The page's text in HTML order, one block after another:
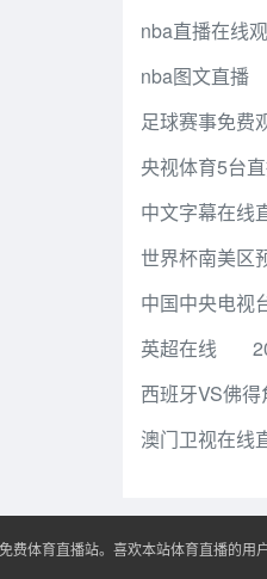
nba直播在线
nba图文直播
足球赛事免费
央视体育5台
中文字幕在线
世界杯南美区
中国中央电视
英超在线
西班牙VS佛得
澳门卫视在线
体育直播站。喜欢本站体育直播的用